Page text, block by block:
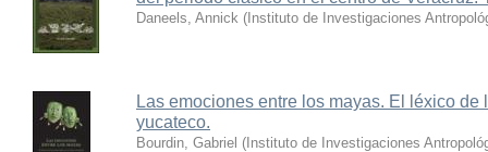
Daneels, Annick ( Instituto de Investigaciones
Las emociones entre los mayas. El léxico
yucateco.
Bourdin, Gabriel ( Instituto de Investigaciones